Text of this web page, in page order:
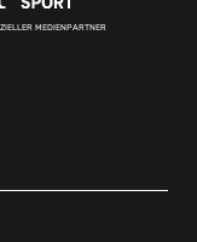
MEDIENPARTNER